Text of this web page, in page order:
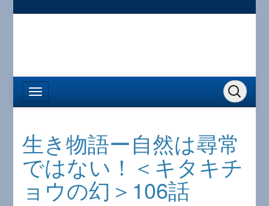
生き物語ー自然は尋常
ではない！＜キタキチ
ョウの幻＞106話